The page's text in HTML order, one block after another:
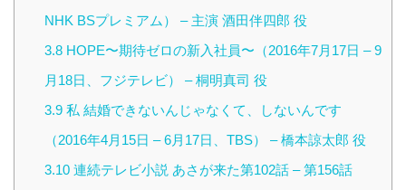
NHK BSプレミアム） – 主演 酒田伴四郎 役
3.8HOPE〜期待ゼロの新入社員〜（2016年7月17日 – 9
月18日、フジテレビ） – 桐明真司 役
3.9私 結婚できないんじゃなくて、しないんです
（2016年4月15日 – 6月17日、TBS） – 橋本諒太郎 役
3.10連続テレビ小説 あさが来た第102話 – 第156話